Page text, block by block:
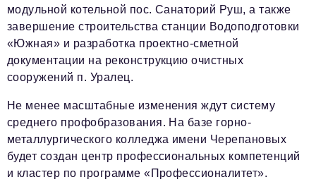
модульной котельной пос. Санаторий Руш, а также
завершение строительства станции Водоподготовки
«Южная» и разработка проектно-сметной
документации на реконструкцию очистных
сооружений п. Уралец.
Не менее масштабные изменения ждут систему
среднего профобразования. На базе горно-
металлургического колледжа имени Черепановых
будет создан центр профессиональных компетенций
и кластер по программе «Профессионалитет».